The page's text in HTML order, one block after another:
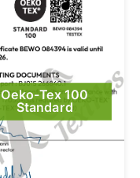
Oeko-Tex 100
Standard